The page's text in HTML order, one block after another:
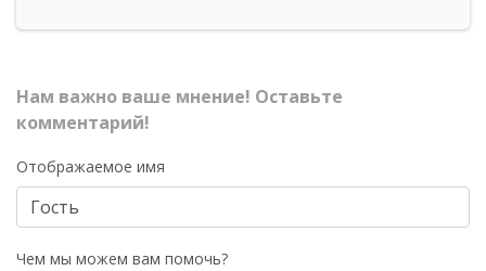
Нам важно ваше мнение! Оставьте
комментарий!
Отображаемое имя
Чем мы можем вам помочь?